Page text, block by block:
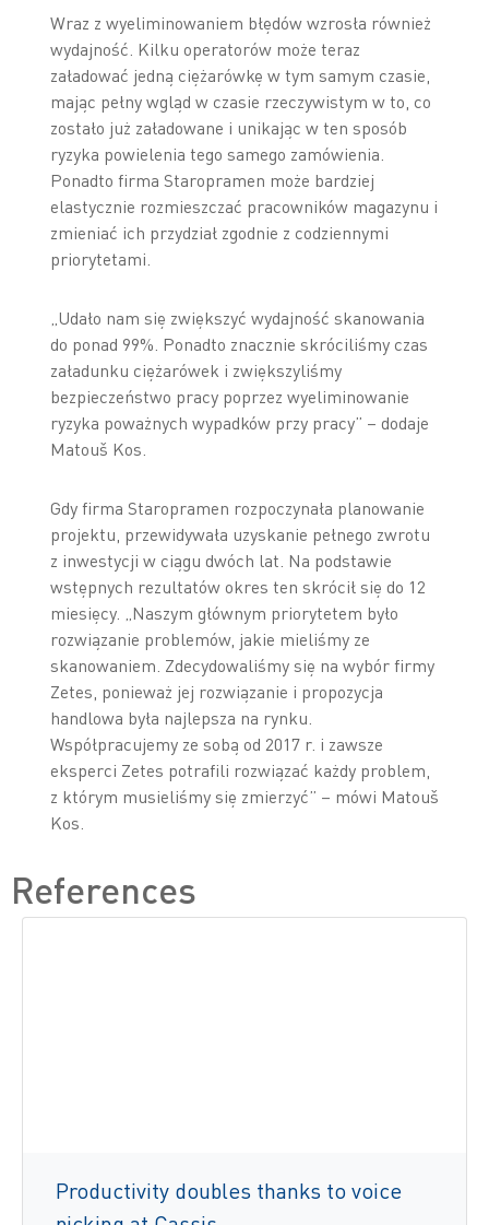
Wraz z wyeliminowaniem błędów wzrosła również
wydajność. Kilku operatorów może teraz
załadować jedną ciężarówkę w tym samym czasie,
mając pełny wgląd w czasie rzeczywistym w to, co
zostało już załadowane i unikając w ten sposób
ryzyka powielenia tego samego zamówienia.
Ponadto firma Staropramen może bardziej
elastycznie rozmieszczać pracowników magazynu i
zmieniać ich przydział zgodnie z codziennymi
priorytetami.
„Udało nam się zwiększyć wydajność skanowania
do ponad 99%. Ponadto znacznie skróciliśmy czas
załadunku ciężarówek i zwiększyliśmy
bezpieczeństwo pracy poprzez wyeliminowanie
ryzyka poważnych wypadków przy pracy” – dodaje
Matouš Kos.
Gdy firma Staropramen rozpoczynała planowanie
projektu, przewidywała uzyskanie pełnego zwrotu
z inwestycji w ciągu dwóch lat. Na podstawie
wstępnych rezultatów okres ten skrócił się do 12
miesięcy. „Naszym głównym priorytetem było
rozwiązanie problemów, jakie mieliśmy ze
skanowaniem. Zdecydowaliśmy się na wybór firmy
Zetes, ponieważ jej rozwiązanie i propozycja
handlowa była najlepsza na rynku.
Współpracujemy ze sobą od 2017 r. i zawsze
eksperci Zetes potrafili rozwiązać każdy problem,
z którym musieliśmy się zmierzyć” – mówi Matouš
Kos.
References
Productivity doubles thanks to voice